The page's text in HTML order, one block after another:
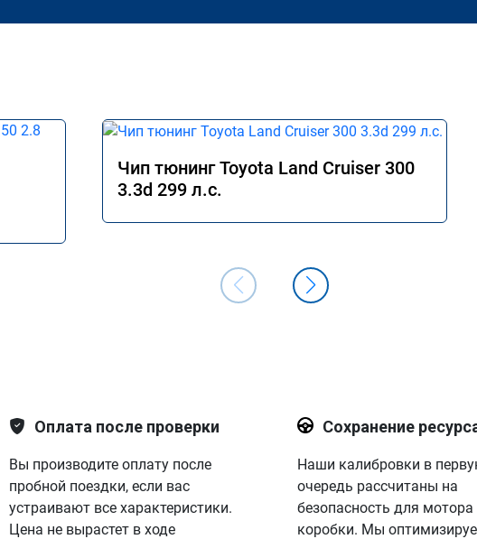
Чип тюнинг Toyota Land Cruiser 300
3.3d 299 л.с.
Оплата после проверки
Вы производите оплату после
пробной поездки, если вас
устраивают все характеристики.
Цена не вырастет в ходе
Сохранение
Наши калибровки в
очередь рассчитаны на
безопасность для мотора
коробки. Мы